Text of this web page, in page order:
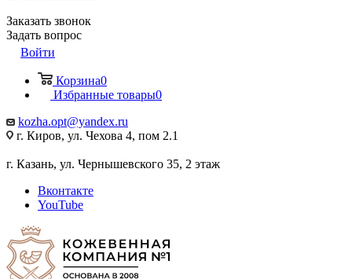
Заказать звонок
Задать вопрос
Войти
Корзина0
Избранные товары0
kozha.opt@yandex.ru
г. Киров, ул. Чехова 4, пом 2.1
г. Казань, ул. Чернышевского 35, 2 этаж
Вконтакте
YouTube